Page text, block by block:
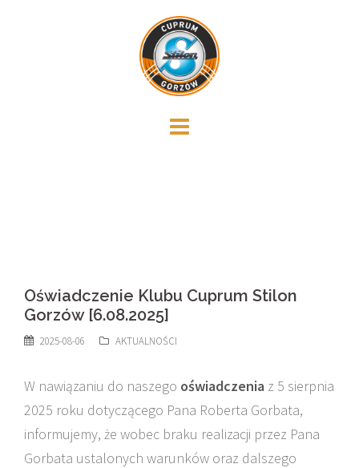
Oświadczenie Klubu Cuprum Stilon
Gorzów [6.08.2025]
2025-08-06 AKTUALNOŚCI
W nawiązaniu do naszego oświadczenia z 5 sierpnia
2025 roku dotyczącego Pana Roberta Gorbata,
informujemy, że wobec braku realizacji przez Pana
Gorbata ustalonych warunków oraz dalszego